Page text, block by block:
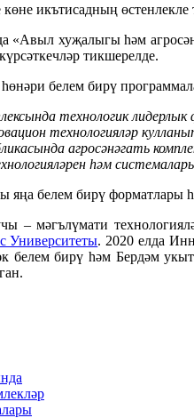
икътисадның
«Авыл хуҗалыгы һәм
тикшерелде.
белем бирү
технологик
технологияләр
агросәнәгать
һәм
яңа белем бирү форматлары
– мәгълүмати
Университеты. 2020 елда
белем бирү һәм Бердәм